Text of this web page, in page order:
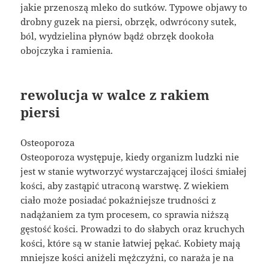
jakie przenoszą mleko do sutków. Typowe objawy to
drobny guzek na piersi, obrzęk, odwrócony sutek,
ból, wydzielina płynów bądź obrzęk dookoła
obojczyka i ramienia.
rewolucja w walce z rakiem
piersi
Osteoporoza
Osteoporoza występuje, kiedy organizm ludzki nie
jest w stanie wytworzyć wystarczającej ilości śmiałej
kości, aby zastąpić utraconą warstwę. Z wiekiem
ciało może posiadać pokaźniejsze trudności z
nadążaniem za tym procesem, co sprawia niższą
gęstość kości. Prowadzi to do słabych oraz kruchych
kości, które są w stanie łatwiej pękać. Kobiety mają
mniejsze kości aniżeli mężczyźni, co naraża je na